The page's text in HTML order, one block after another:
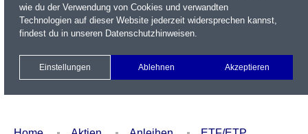
Name / WKN / ISIN / Kürzel
Newsletter Kontakt
Xetra Realtime
Watchlist Portfolio Login
wie du der Verwendung von Cookies und verwandten
Technologien auf dieser Website jederzeit widersprechen kannst,
findest du in unseren Datenschutzhinweisen.
Einstellungen Ablehnen Akzeptieren